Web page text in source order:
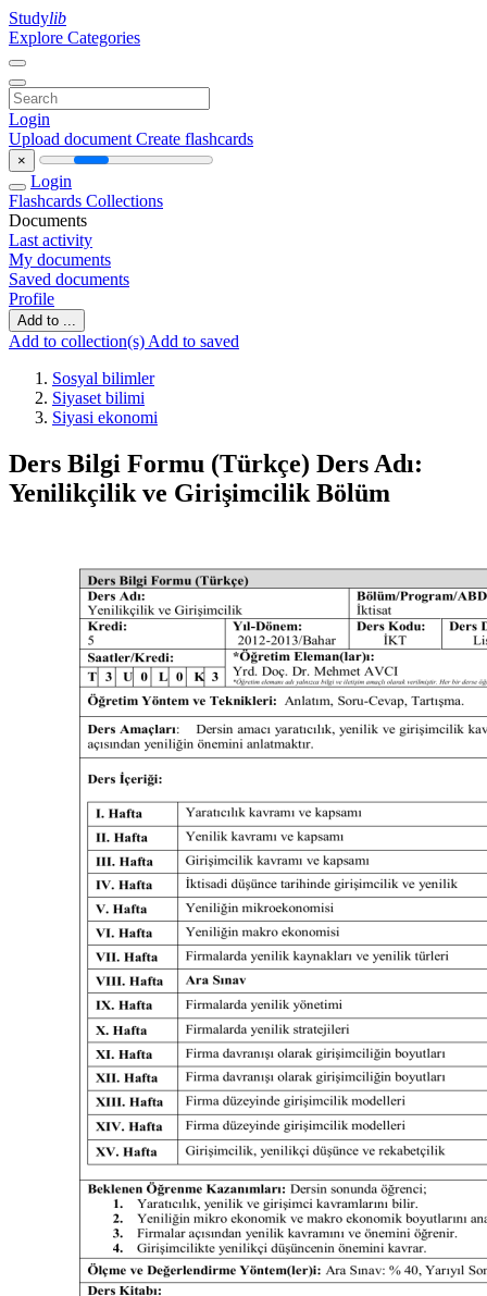
Studylib
Explore Categories
Login
Upload document Create flashcards
×
Login
Flashcards Collections
Documents
Last activity
My documents
Saved documents
Profile
Add to ...
Add to collection(s) Add to saved
Sosyal bilimler
Siyaset bilimi
Siyasi ekonomi
Ders Bilgi Formu (Türkçe) Ders Adı:
Yenilikçilik ve Girişimcilik Bölüm